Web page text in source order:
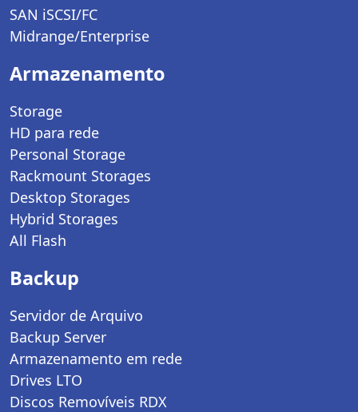
SAN iSCSI/FC
Midrange/Enterprise
Armazenamento
Storage
HD para rede
Personal Storage
Rackmount Storages
Desktop Storages
Hybrid Storages
All Flash
Backup
Servidor de Arquivo
Backup Server
Armazenamento em rede
Drives LTO
Discos Removíveis RDX